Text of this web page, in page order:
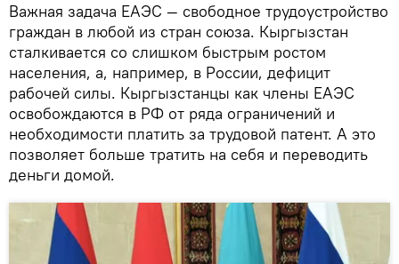
Важная задача ЕАЭС — свободное трудоустройство
граждан в любой из стран союза. Кыргызстан
сталкивается со слишком быстрым ростом
населения, а, например, в России, дефицит
рабочей силы. Кыргызстанцы как члены ЕАЭС
освобождаются в РФ от ряда ограничений и
необходимости платить за трудовой патент. А это
позволяет больше тратить на себя и переводить
деньги домой.